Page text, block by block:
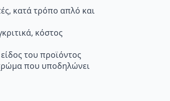
κατά τρόπο απλό και
κόστος
του προϊόντος
που υποδηλώνει